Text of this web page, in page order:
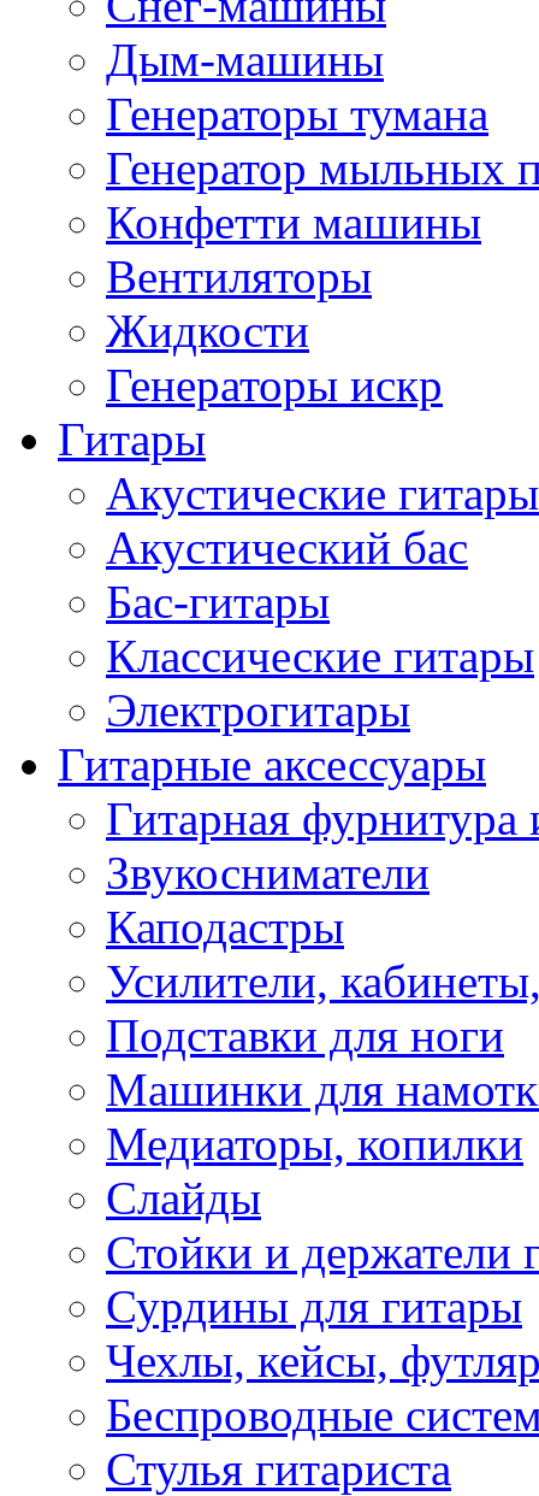
Дым-машины
Генераторы тумана
Генератор мыльных
Конфетти машины
Вентиляторы
Жидкости
Генераторы искр
Гитары
Акустические гитары
Акустический бас
Бас-гитары
Классические гитары
Электрогитары
Гитарные аксессуары
Гитарная фурнитура
Звукосниматели
Каподастры
Усилители,
Подставки для ноги
Машинки для
Медиаторы, копилки
Слайды
Стойки и держатели
Сурдины для гитары
Чехлы, кейсы,
Беспроводные
Стулья гитариста